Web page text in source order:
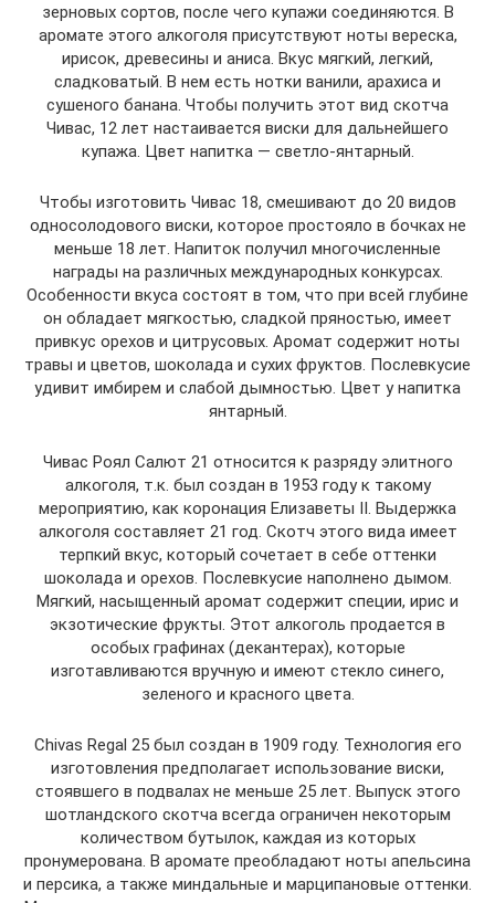
зерновых сортов, после чего купажи соединяются. В
аромате этого алкоголя присутствуют ноты вереска,
ирисок, древесины и аниса. Вкус мягкий, легкий,
сладковатый. В нем есть нотки ванили, арахиса и
сушеного банана. Чтобы получить этот вид скотча
Чивас, 12 лет настаивается виски для дальнейшего
купажа. Цвет напитка — светло-янтарный.
Чтобы изготовить Чивас 18, смешивают до 20 видов
односолодового виски, которое простояло в бочках не
меньше 18 лет. Напиток получил многочисленные
награды на различных международных конкурсах.
Особенности вкуса состоят в том, что при всей глубине
он обладает мягкостью, сладкой пряностью, имеет
привкус орехов и цитрусовых. Аромат содержит ноты
травы и цветов, шоколада и сухих фруктов. Послевкусие
удивит имбирем и слабой дымностью. Цвет у напитка
янтарный.
Чивас Роял Салют 21 относится к разряду элитного
алкоголя, т.к. был создан в 1953 году к такому
мероприятию, как коронация Елизаветы II. Выдержка
алкоголя составляет 21 год. Скотч этого вида имеет
терпкий вкус, который сочетает в себе оттенки
шоколада и орехов. Послевкусие наполнено дымом.
Мягкий, насыщенный аромат содержит специи, ирис и
экзотические фрукты. Этот алкоголь продается в
особых графинах (декантерах), которые
изготавливаются вручную и имеют стекло синего,
зеленого и красного цвета.
Chivas Regal 25 был создан в 1909 году. Технология его
изготовления предполагает использование виски,
стоявшего в подвалах не меньше 25 лет. Выпуск этого
шотландского скотча всегда ограничен некоторым
количеством бутылок, каждая из которых
пронумерована. В аромате преобладают ноты апельсина
и персика, а также миндальные и марципановые оттенки.